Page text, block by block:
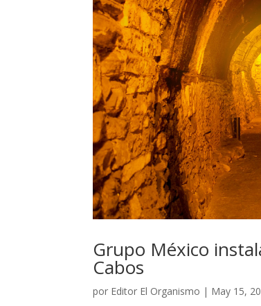
Grupo México
Cabos
por Editor El Organismo | May 15,